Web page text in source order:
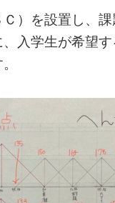
）を設置し、
入学生が希望